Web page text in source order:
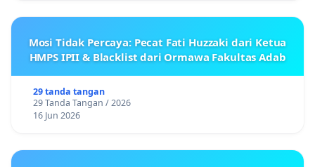
Mosi Tidak Percaya: Pecat Fati Huzzaki dari Ketua
HMPS IPII & Blacklist dari Ormawa Fakultas Adab
29 tanda tangan
29 Tanda Tangan / 2026
16 Jun 2026